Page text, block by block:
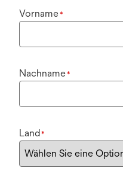
Vorname*
Nachname*
Land*